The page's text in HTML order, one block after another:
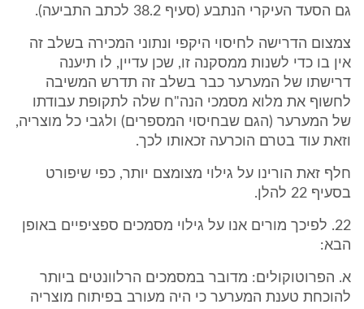
גם הסעד העיקרי הנתבע (סעיף 38.2 לכתב התביעה).
צמצום הדרישה לחיסוי היקפי ונתוני המכירה בשלב זה
אין בו כדי לשנות ממסקנה זו, שכן עדיין, לו תיענה
דרישתו של המערער כבר בשלב זה תדרש המשיבה
לחשוף את מלוא מסמכי הנה"ח שלה לתקופת עבודתו
של המערער (הגם שבחיסוי המספרים) ולגבי כל מוצריה,
וזאת עוד בטרם הוכרעה זכאותו לכך.
חלף זאת הורינו על גילוי מצומצם יותר, כפי שיפורט
בסעיף 22 להלן.
22. לפיכך מורים אנו על גילוי מסמכים ספציפיים באופן
הבא:
א. הפרוטוקולים: מדובר במסמכים הרלוונטים ביותר
להוכחת טענת המערער כי היה מעורב בפיתוח מוצריה